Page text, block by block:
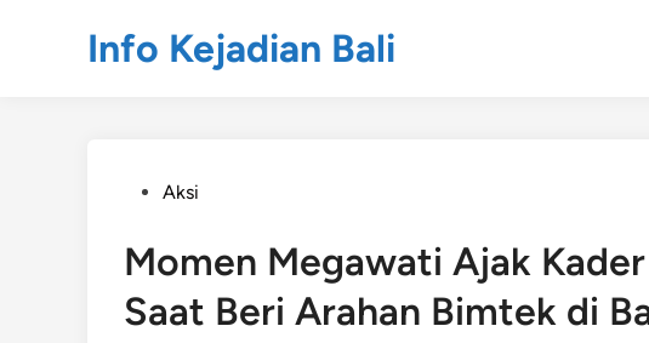
Info Kejadian Bali
PostedAksi
Momen Megawati Ajak
Saat Beri Arahan Bimtek di